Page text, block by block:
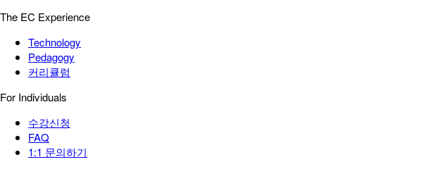
The EC Experience
Technology
Pedagogy
커리큘럼
For Individuals
수강신청
FAQ
1:1 문의하기